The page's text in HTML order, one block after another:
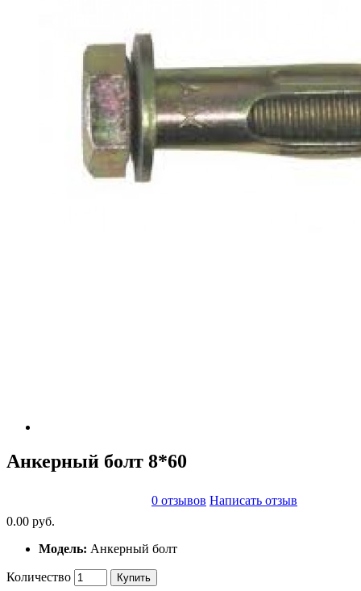
Анкерный болт 8*60
0 отзывов Написать отзыв
0.00 руб.
Модель: Анкерный болт
Количество Купить